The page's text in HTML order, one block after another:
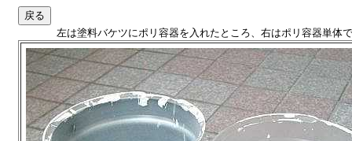
左は塗料バケツにポリ容器を入れたところ、右はポリ容器単体